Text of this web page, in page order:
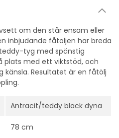
om den står ensam eller
inbjudande fåtöljen har breda
tyg med spänstig
plats med ett viktstöd, och
känsla. Resultatet är en fåtölj
Antracit/teddy black dyna
78 cm